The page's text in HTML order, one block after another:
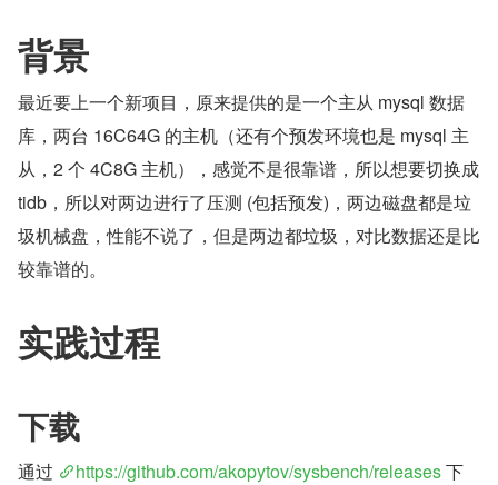
背景
最近要上一个新项目，原来提供的是一个主从 mysql 数据
库，两台 16C64G 的主机（还有个预发环境也是 mysql 主
从，2 个 4C8G 主机），感觉不是很靠谱，所以想要切换成
tidb，所以对两边进行了压测 (包括预发)，两边磁盘都是垃
圾机械盘，性能不说了，但是两边都垃圾，对比数据还是比
较靠谱的。
实践过程
下载
通过 https://github.com/akopytov/sysbench/releases 下